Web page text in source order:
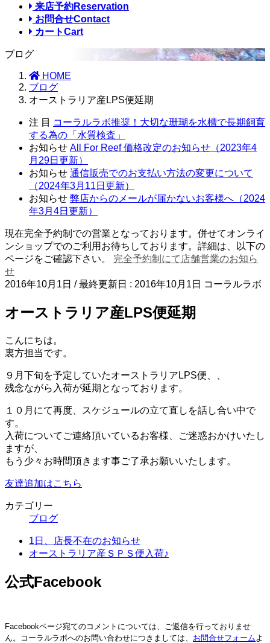
来店予約Reservation
お問合せContact
カートCart
ブログ
HOME
ブログ
オーストラリア産LPS便延期
注 目 コーラルラボ推奨！大切な珊瑚を水槽で長期飼育
する為の「水質検査」
お知らせ All For Reef 価格改定のお知らせ（2023年4
月29日更新）
お知らせ 通信販売でのお支払い方法の変更について
（2024年3月11日更新）
お知らせ 弊店からのメールが届かないお客様へ（2024
年3月4日更新）
現在完全予約制での営業となっております。併せてオンライ
ンショップでのご利用お待ちしております。詳細は、以下の
ページをご確認下さい。 完全予約制にて店舗営業のお知ら
せ
2016年10月1日 / 最終更新日 : 2016年10月1日 コーラルラボ
オーストラリア産LPS便延期
こんにちは。
裏方担当です。
９月下旬を予定していたオーストラリアLPS便、、
残念ながら入荷が延期となっております。
１０月にて再度、スケジュールの立て直しを話し合い中で
す。
入荷についてご連絡頂いているお客様、ご迷惑おかけいたし
ますが、
もう少々お時間頂きます事ご了承お願いいたします。
友達追加はこちら
カテゴリー
ブログ
1日、店長不在のお知らせ
オーストラリア産ＳＰＳ便入荷♪
公式Facebook
Facebookページ宛てのコメントについては、ご返信を行っておりませ
ん。コーラルラボへのお問い合わせにつきましては、 お問合せフォーム よ